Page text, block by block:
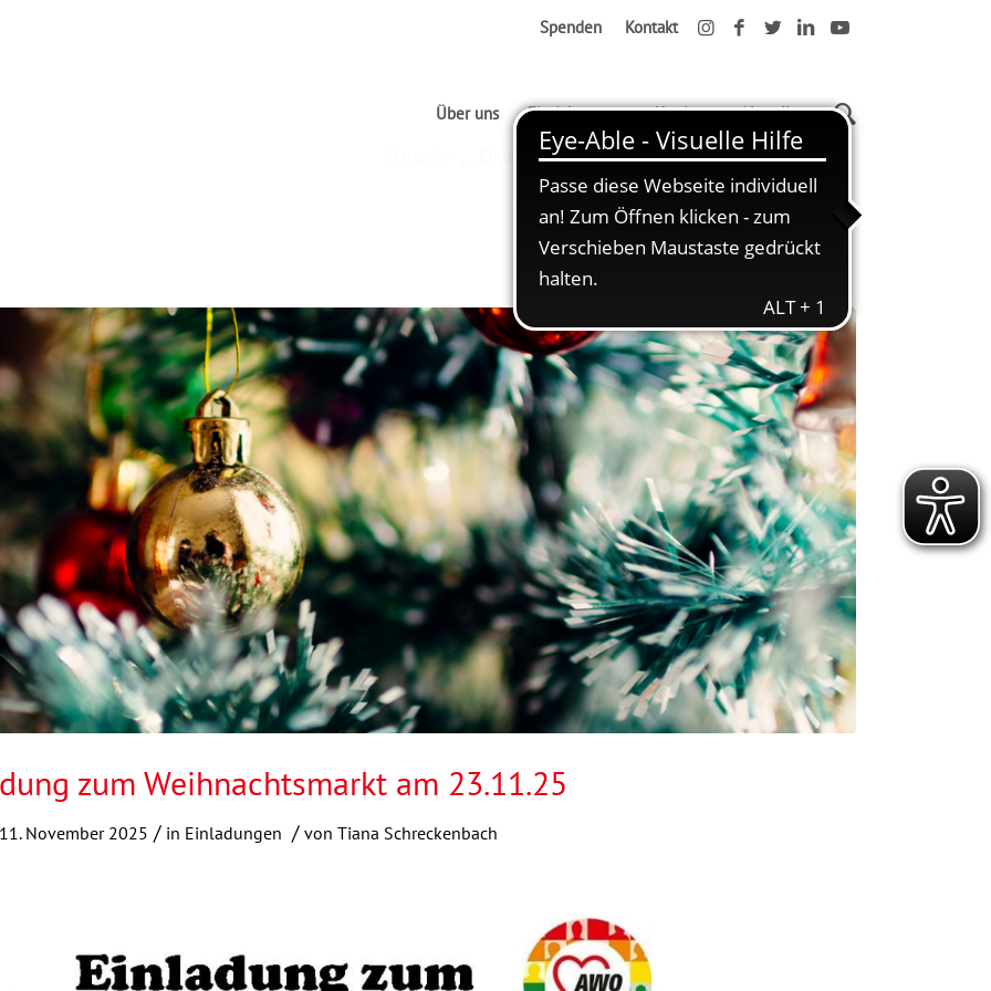
Spenden Kontakt
Über uns Einrichtungen Karriere Aktuelles
Einladung zum Weihnachtsmarkt am 23.11.25
zum Weihnachtsmarkt am 23.11.25
November 2025 / in Einladungen / von Tiana Schreckenbach